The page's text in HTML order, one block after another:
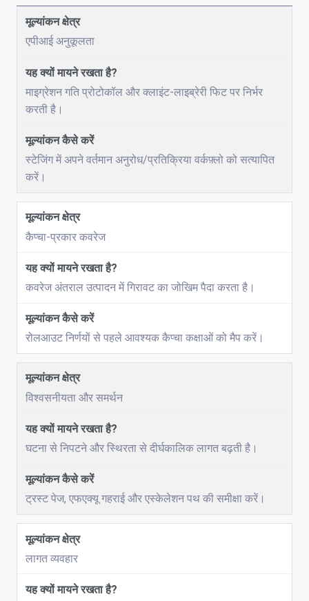
एपीआई अनुकूलता
माइग्रेशन गति प्रोटोकॉल और क्लाइंट-लाइब्रेरी फिट पर निर्भर
करती है।
स्टेजिंग में अपने वर्तमान अनुरोध/प्रतिक्रिया वर्कफ़्लो को सत्यापित
करें।
कैप्चा-प्रकार कवरेज
कवरेज अंतराल उत्पादन में गिरावट का जोखिम पैदा करता है।
रोलआउट निर्णयों से पहले आवश्यक कैप्चा कक्षाओं को मैप करें।
विश्वसनीयता और समर्थन
घटना से निपटने और स्थिरता से दीर्घकालिक लागत बढ़ती है।
ट्रस्ट पेज, एफएक्यू गहराई और एस्केलेशन पथ की समीक्षा करें।
लागत व्यवहार